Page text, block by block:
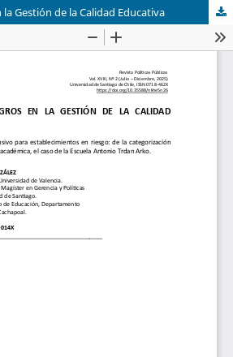
Gestión de la Calidad Educativa